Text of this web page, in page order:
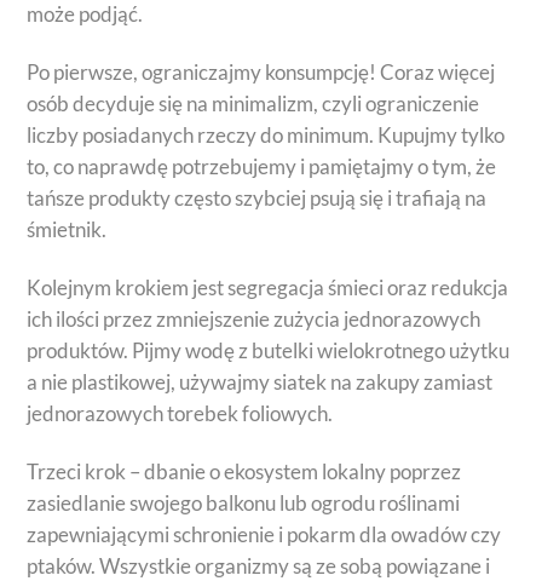
może podjąć.
Po pierwsze, ograniczajmy konsumpcję! Coraz więcej
osób decyduje się na minimalizm, czyli ograniczenie
liczby posiadanych rzeczy do minimum. Kupujmy tylko
to, co naprawdę potrzebujemy i pamiętajmy o tym, że
tańsze produkty często szybciej psują się i trafiają na
śmietnik.
Kolejnym krokiem jest segregacja śmieci oraz redukcja
ich ilości przez zmniejszenie zużycia jednorazowych
produktów. Pijmy wodę z butelki wielokrotnego użytku
a nie plastikowej, używajmy siatek na zakupy zamiast
jednorazowych torebek foliowych.
Trzeci krok – dbanie o ekosystem lokalny poprzez
zasiedlanie swojego balkonu lub ogrodu roślinami
zapewniającymi schronienie i pokarm dla owadów czy
ptaków. Wszystkie organizmy są ze sobą powiązane i